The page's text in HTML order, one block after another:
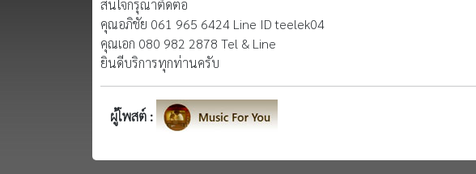
สนใจกรุณาติดต่อ
คุณอภิชัย 061 965 6424 Line ID teelek04
คุณเอก 080 982 2878 Tel & Line
ยินดีบริการทุกท่านครับ
ผู้โพสต์ :